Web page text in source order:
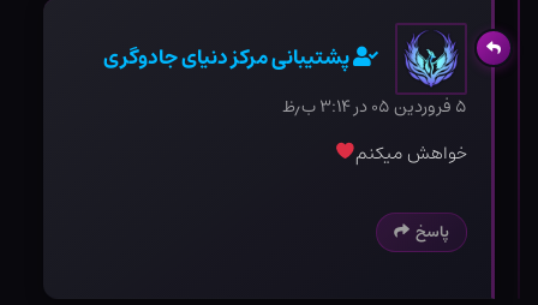
پشتیبانی مرکز دنیای جادوگری
۵ فروردین ۰۵ در ۳:۱۴ ب٫ظ
خواهش میکنم
پاسخ